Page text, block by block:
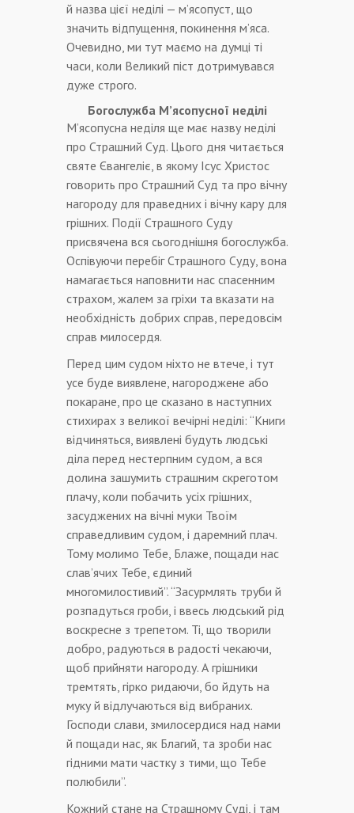
й назва цієї неділі — м’ясопуст, що
значить відпущення, покинення м’яса.
Очевидно, ми тут маємо на думці ті
часи, коли Великий піст дотримувався
дуже строго.
Богослужба М’ясопусної неділі
М’ясопусна неділя ще має назву неділі
про Страшний Суд. Цього дня читається
святе Євангеліє, в якому Ісус Христос
говорить про Страшний Суд та про вічну
нагороду для праведних і вічну кару для
грішних. Події Страшного Суду
присвячена вся сьогоднішня богослужба.
Оспівуючи перебіг Страшного Суду, вона
намагається наповнити нас спасенним
страхом, жалем за гріхи та вказати на
необхідність добрих справ, передовсім
справ милосердя.
Перед цим судом ніхто не втече, і тут
усе буде виявлене, нагороджене або
покаране, про це сказано в наступних
стихирах з великої вечірні неділі: “Книги
відчиняться, виявлені будуть людські
діла перед нестерпним судом, а вся
долина зашумить страшним скреготом
плачу, коли побачить усіх грішних,
засуджених на вічні муки Твоїм
справедливим судом, і даремний плач.
Тому молимо Тебе, Блаже, пощади нас
слав’ячих Тебе, єдиний
многомилостивий”. “Засурмлять труби й
розпадуться гроби, і ввесь людський рід
воскресне з трепетом. Ті, що творили
добро, радуються в радості чекаючи,
щоб прийняти нагороду. А грішники
тремтять, гірко ридаючи, бо йдуть на
муку й відлучаються від вибраних.
Господи слави, змилосердися над нами
й пощади нас, як Благий, та зроби нас
гідними мати частку з тими, що Тебе
полюбили”.
Кожний стане на Страшному Суді, і там